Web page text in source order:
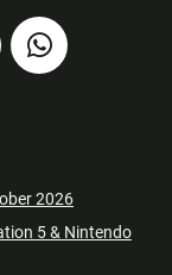
2026
5 & Nintendo